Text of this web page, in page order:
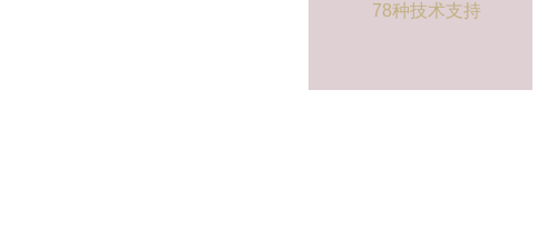
78种技术支持